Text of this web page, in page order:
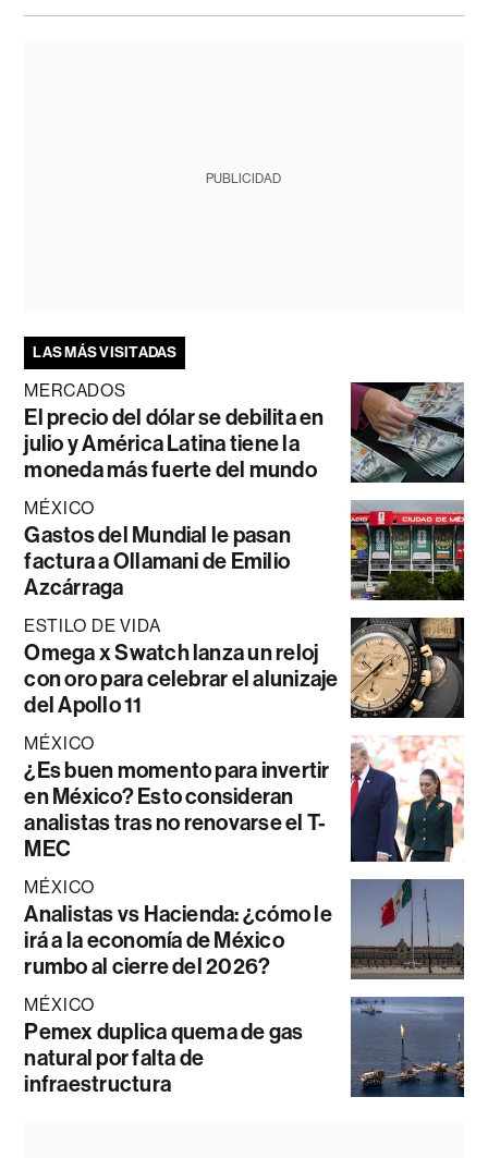
PUBLICIDAD
LAS MÁS VISITADAS
MERCADOS
El precio del dólar se debilita en
julio y América Latina tiene la
moneda más fuerte del mundo
MÉXICO
Gastos del Mundial le pasan
factura a Ollamani de Emilio
Azcárraga
ESTILO DE VIDA
Omega x Swatch lanza un reloj
con oro para celebrar el alunizaje
del Apollo 11
MÉXICO
¿Es buen momento para invertir
en México? Esto consideran
analistas tras no renovarse el T-
MEC
MÉXICO
Analistas vs Hacienda: ¿cómo le
irá a la economía de México
rumbo al cierre del 2026?
MÉXICO
Pemex duplica quema de gas
natural por falta de
infraestructura